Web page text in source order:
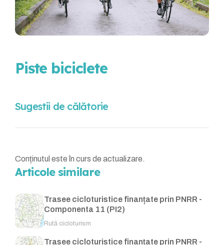
Piste biciclete
Sugestii de călătorie
Conținutul este în curs de actualizare.
Articole similare
Trasee cicloturistice finanțate prin PNRR -
Componenta 11 (PI2)
Rută cicloturism
Trasee cicloturistice finanțate prin PNRR -